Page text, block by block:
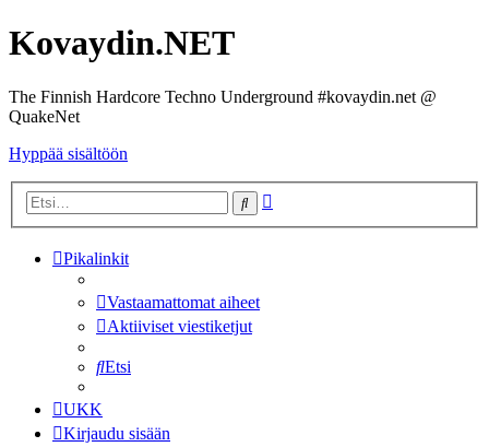
Kovaydin.NET
The Finnish Hardcore Techno Underground #kovaydin.net @
QuakeNet
Hyppää sisältöön
Etsi
Pikalinkit
Vastaamattomat aiheet
Aktiiviset viestiketjut
Etsi
UKK
Kirjaudu sisään